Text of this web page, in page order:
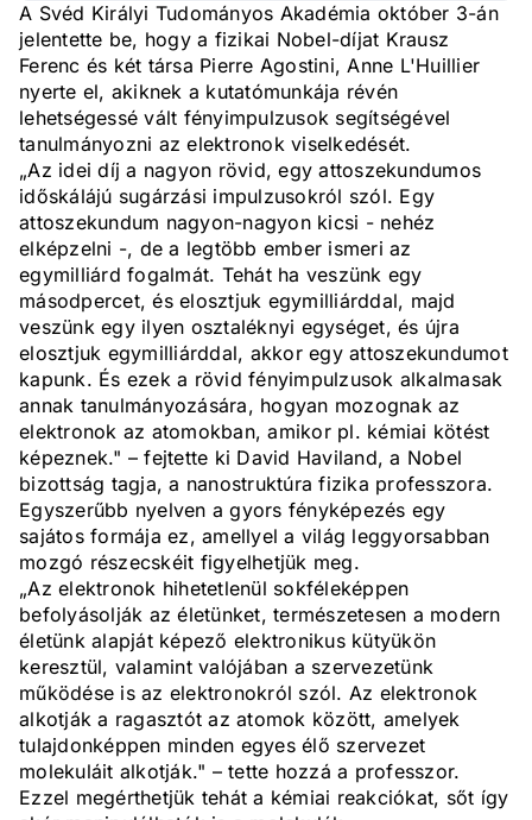
A Svéd Királyi Tudományos Akadémia október 3-án
jelentette be, hogy a fizikai Nobel-díjat Krausz
Ferenc és két társa Pierre Agostini, Anne L'Huillier
nyerte el, akiknek a kutatómunkája révén
lehetségessé vált fényimpulzusok segítségével
tanulmányozni az elektronok viselkedését.
„Az idei díj a nagyon rövid, egy attoszekundumos
időskálájú sugárzási impulzusokról szól. Egy
attoszekundum nagyon-nagyon kicsi - nehéz
elképzelni -, de a legtöbb ember ismeri az
egymilliárd fogalmát. Tehát ha veszünk egy
másodpercet, és elosztjuk egymilliárddal, majd
veszünk egy ilyen osztaléknyi egységet, és újra
elosztjuk egymilliárddal, akkor egy attoszekundumot
kapunk. És ezek a rövid fényimpulzusok alkalmasak
annak tanulmányozására, hogyan mozognak az
elektronok az atomokban, amikor pl. kémiai kötést
képeznek." – fejtette ki David Haviland, a Nobel
bizottság tagja, a nanostruktúra fizika professzora.
Egyszerűbb nyelven a gyors fényképezés egy
sajátos formája ez, amellyel a világ leggyorsabban
mozgó részecskéit figyelhetjük meg.
„Az elektronok hihetetlenül sokféleképpen
befolyásolják az életünket, természetesen a modern
életünk alapját képező elektronikus kütyükön
keresztül, valamint valójában a szervezetünk
működése is az elektronokról szól. Az elektronok
alkotják a ragasztót az atomok között, amelyek
tulajdonképpen minden egyes élő szervezet
molekuláit alkotják." – tette hozzá a professzor.
Ezzel megérthetjük tehát a kémiai reakciókat, sőt így